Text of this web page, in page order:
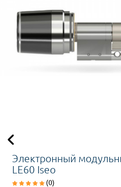
Электронный
LE60 Iseo
(0)